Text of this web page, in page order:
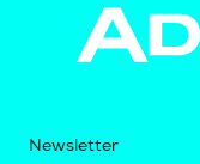
Newsletter